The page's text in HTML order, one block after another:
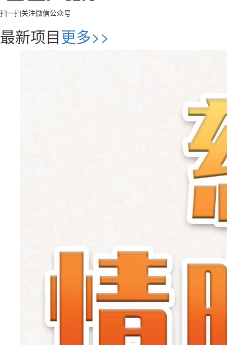
扫一扫关注微信公众号
最新项目更多>>